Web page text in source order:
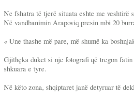
Ne fshatra të tjerë situata eshte me veshtirë
Në vandbanimin Arapoviq presin mbi 20
« Une thashe më pare, më shumë ka
Gjithçka duket si nje fotografi që tregon
shkuara e tyre.
Në këto zona, shqiptaret janë detyruar të